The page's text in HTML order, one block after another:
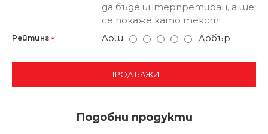
да бъде интерпретиран, а ще
се покаже като текст!
Рейтинг Лош Добър
ПРОДЪЛЖИ
Подобни продукти